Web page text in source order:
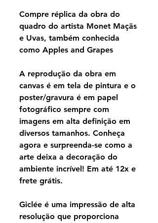
Compre réplica da obra do
quadro do artista Monet Maçãs
e Uvas, também conhecida
como Apples and Grapes
A reprodução da obra em
canvas é em tela de pintura e o
poster/gravura é em papel
fotográfico sempre com
imagens em alta definição em
diversos tamanhos. Conheça
agora e surpreenda-se como a
arte deixa a decoração do
ambiente incrível! Em até 12x e
frete grátis.
Giclée é uma impressão de alta
resolução que proporciona